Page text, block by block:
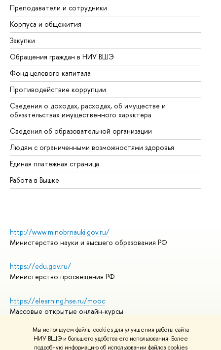
Мы используем файлы cookies для улучшения работы сайта
НИУ ВШЭ и большего удобства его использования. Более
подробную информацию об использовании файлов cookies
Преподаватели и сотрудники
Корпуса и общежития
Закупки
Обращения граждан в НИУ ВШЭ
Фонд целевого капитала
Противодействие коррупции
Сведения о доходах, расходах, об имуществе и
обязательствах имущественного характера
Сведения об образовательной организации
Людям с ограниченными возможностями здоровья
Единая платежная страница
Работа в Вышке
http://www.minobrnauki.gov.ru/
Министерство науки и высшего образования РФ
https://edu.gov.ru/
Министерство просвещения РФ
https://elearning.hse.ru/mooc
Массовые открытые онлайн-курсы